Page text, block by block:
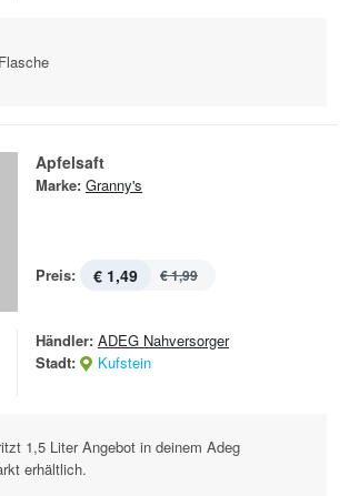
Apfelsaft
Marke: Granny's
Preis: € 1,49 € 1,99
Händler: ADEG Nahversorger
Stadt:
Kufstein
1,5 Liter Angebot in deinem Adeg
erhältlich.